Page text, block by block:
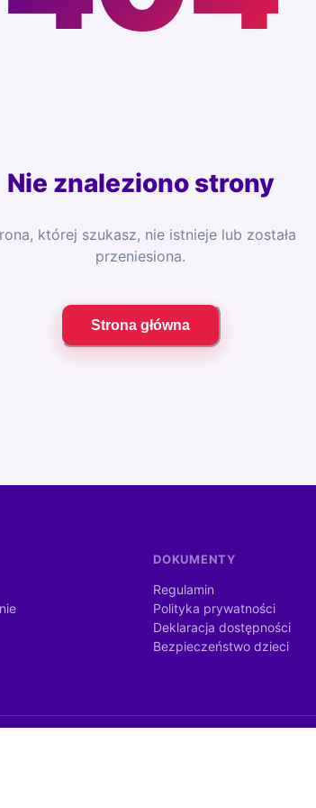
Nie znaleziono strony
której szukasz, nie istnieje lub została
przeniesiona.
Strona główna
DOKUMENTY
Regulamin
Polityka prywatności
Deklaracja dostępności
Bezpieczeństwo dzieci